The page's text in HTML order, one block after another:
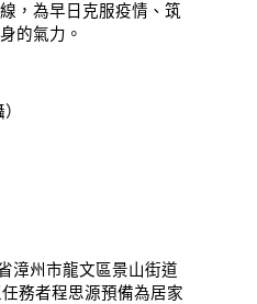
，為早日克服疫情、筑
的氣力。
州市龍文區景山街道
務者程思源預備為居家